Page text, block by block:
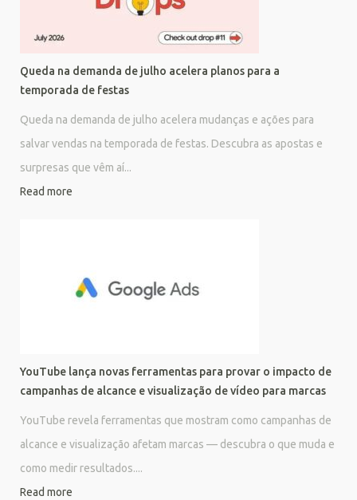
Queda na demanda de julho acelera planos para a
temporada de festas
Queda na demanda de julho acelera mudanças e ações para
salvar vendas na temporada de festas. Descubra as apostas e
surpresas que vêm aí...
Read more
YouTube lança novas ferramentas para provar o impacto de
campanhas de alcance e visualização de vídeo para marcas
YouTube revela ferramentas que mostram como campanhas de
alcance e visualização afetam marcas — descubra o que muda e
como medir resultados....
Read more